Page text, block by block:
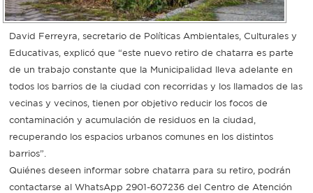
David Ferreyra, secretario de Políticas Ambientales, Culturales y
Educativas, explicó que “este nuevo retiro de chatarra es parte
de un trabajo constante que la Municipalidad lleva adelante en
todos los barrios de la ciudad con recorridas y los llamados de las
vecinas y vecinos, tienen por objetivo reducir los focos de
contaminación y acumulación de residuos en la ciudad,
recuperando los espacios urbanos comunes en los distintos
barrios”.
Quiénes deseen informar sobre chatarra para su retiro, podrán
contactarse al WhatsApp 2901-607236 del Centro de Atención